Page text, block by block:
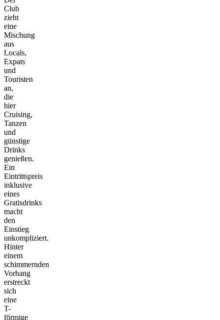
Club
zieht
eine
Mischung
aus
Locals,
Expats
und
Touristen
an,
die
hier
Cruising,
Tanzen
und
günstige
Drinks
genießen.
Ein
Eintrittspreis
inklusive
eines
Gratisdrinks
macht
den
Einstieg
unkompliziert.
Hinter
einem
schimmernden
Vorhang
erstreckt
sich
eine
T-
förmige